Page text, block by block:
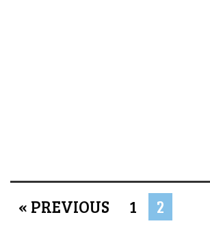
« PREVIOUS 1 2